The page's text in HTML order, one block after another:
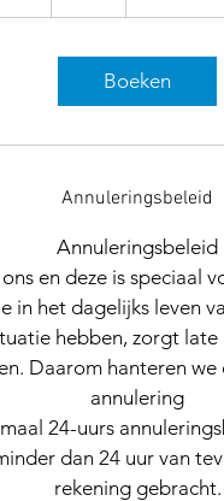
5
Boeken
Annuleringsbeleid
Annuleringsbeleid
en deze is speciaal
in het dagelijks leven
hebben, zorgt
Daarom hanteren
annulering
24-uurs
dan 24 uur van
rekening gebracht.